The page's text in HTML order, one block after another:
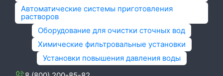
Автоматические системы приготовления
растворов
Оборудование для очистки сточных вод
Химические фильтровальные установки
Установки повышения давления воды